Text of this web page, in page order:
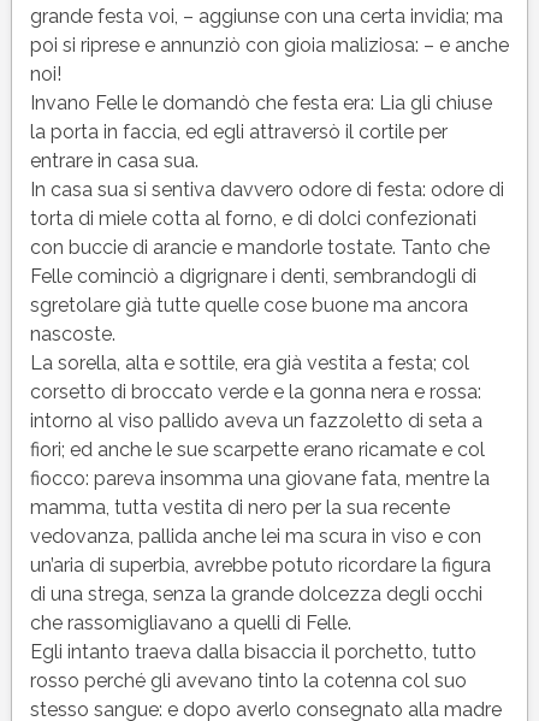
grande festa voi, – aggiunse con una certa invidia; ma
poi si riprese e annunziò con gioia maliziosa: – e anche
noi!
Invano Felle le domandò che festa era: Lia gli chiuse
la porta in faccia, ed egli attraversò il cortile per
entrare in casa sua.
In casa sua si sentiva davvero odore di festa: odore di
torta di miele cotta al forno, e di dolci confezionati
con buccie di arancie e mandorle tostate. Tanto che
Felle cominciò a digrignare i denti, sembrandogli di
sgretolare già tutte quelle cose buone ma ancora
nascoste.
La sorella, alta e sottile, era già vestita a festa; col
corsetto di broccato verde e la gonna nera e rossa:
intorno al viso pallido aveva un fazzoletto di seta a
fiori; ed anche le sue scarpette erano ricamate e col
fiocco: pareva insomma una giovane fata, mentre la
mamma, tutta vestita di nero per la sua recente
vedovanza, pallida anche lei ma scura in viso e con
un’aria di superbia, avrebbe potuto ricordare la figura
di una strega, senza la grande dolcezza degli occhi
che rassomigliavano a quelli di Felle.
Egli intanto traeva dalla bisaccia il porchetto, tutto
rosso perché gli avevano tinto la cotenna col suo
stesso sangue: e dopo averlo consegnato alla madre